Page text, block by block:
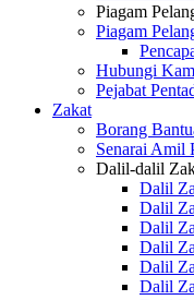
Piagam
Piagam
Hubungi
Pejabat
Zakat
Borang
Senarai Amil
Dalil-dalil
Dalil
Dalil
Dalil
Dalil
Dalil
Dalil